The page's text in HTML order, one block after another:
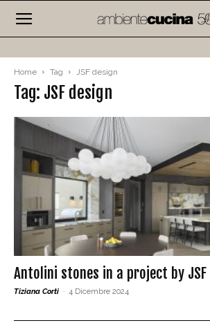
Home Tag JSF design
Tag: JSF design
Antolini stones in a project by JSF
Tiziana Corti - 4 Dicembre 2024